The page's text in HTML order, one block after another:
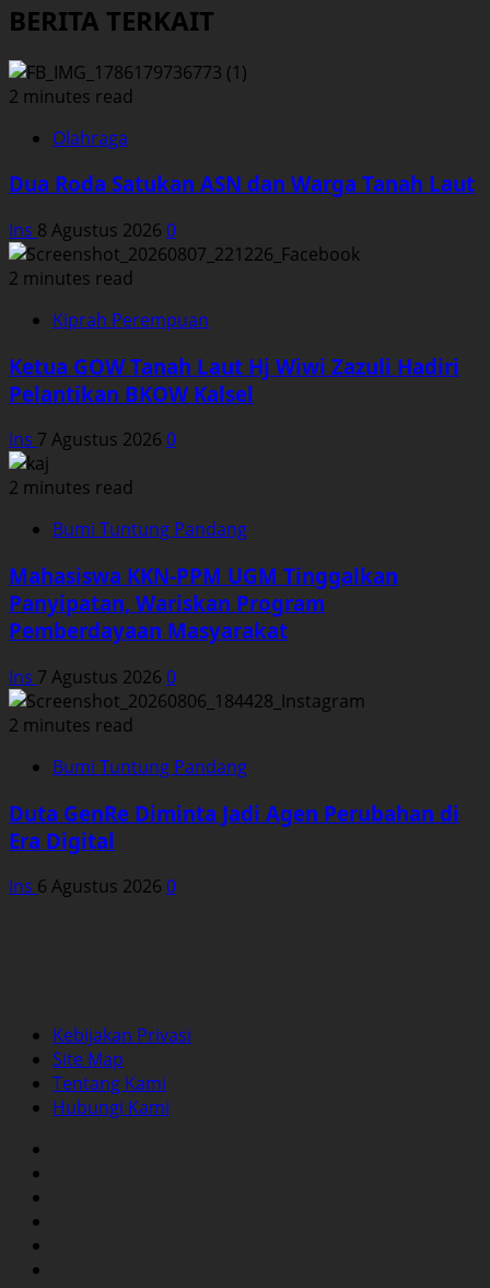
BERITA TERKAIT
2 minutes read
Olahraga
Dua Roda Satukan ASN dan Warga Tanah Laut
Ins 8 Agustus 2026 0
2 minutes read
Kiprah Perempuan
Ketua GOW Tanah Laut Hj Wiwi Zazuli Hadiri
Pelantikan BKOW Kalsel
Ins 7 Agustus 2026 0
2 minutes read
Bumi Tuntung Pandang
Mahasiswa KKN-PPM UGM Tinggalkan
Panyipatan, Wariskan Program
Pemberdayaan Masyarakat
Ins 7 Agustus 2026 0
2 minutes read
Bumi Tuntung Pandang
Duta GenRe Diminta Jadi Agen Perubahan di
Era Digital
Ins 6 Agustus 2026 0
Kebijakan Privasi
Site Map
Tentang Kami
Hubungi Kami